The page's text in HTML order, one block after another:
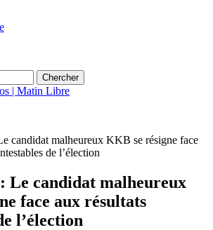
candidat malheureux KKB se résigne face
de l’élection
Le candidat malheureux
face aux résultats
l’élection